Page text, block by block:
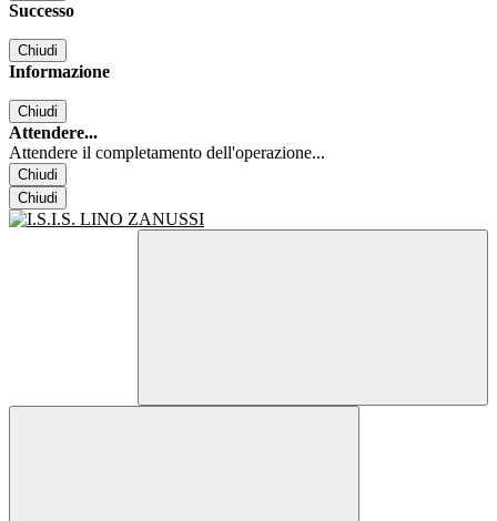
Successo
Chiudi
Informazione
Chiudi
Attendere...
Attendere il completamento dell'operazione...
Chiudi
Chiudi